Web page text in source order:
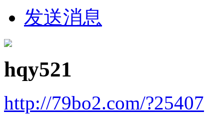
发送消息
hqy521
http://79bo2.com/?25407